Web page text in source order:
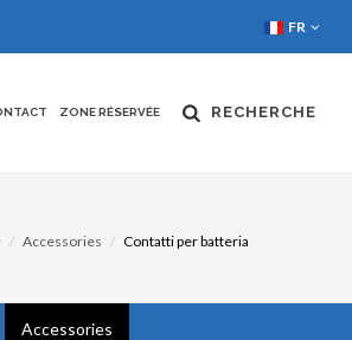
FR
ZONE RÉSERVÉE RECHERCHE
Accessories Contatti per batteria
Accessories